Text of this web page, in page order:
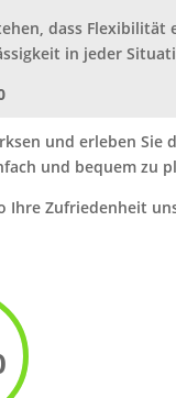
dass
in jeder
und erleben
und bequem zu
Ihre Zufriedenheit